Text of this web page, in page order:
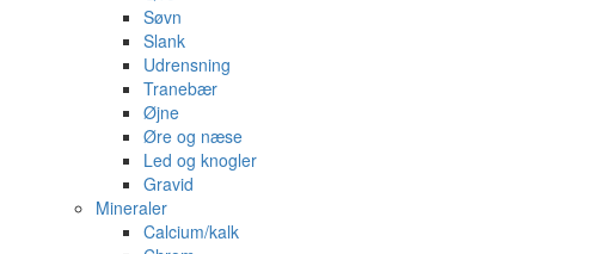
Søvn
Slank
Udrensning
Tranebær
Øjne
Øre og næse
Led og knogler
Gravid
Mineraler
Calcium/kalk